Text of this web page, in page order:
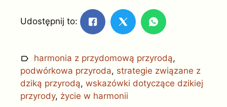
Udostępnij to:
harmonia z przydomową przyrodą,
podwórkowa przyroda, strategie związane z
dziką przyrodą, wskazówki dotyczące dzikiej
przyrody, życie w harmonii